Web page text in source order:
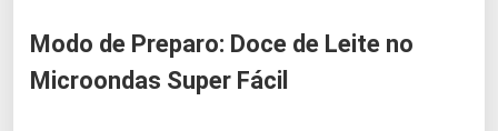
Modo de Preparo: Doce de Leite no
Microondas Super Fácil